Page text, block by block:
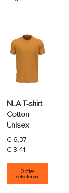
NLA T-shirt
Cotton
Unisex
€ 6,37 -
€ 8,41
Opties
selecteren
Dit